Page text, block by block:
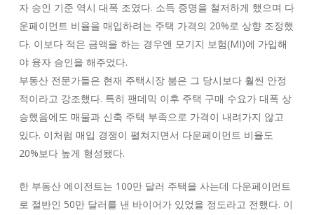
자 승인 기준 역시 대폭 조였다. 소득 증명을 철저하게 했으며 다
운페이먼트 비율을 매입하려는 주택 가격의 20%로 상향 조정했
다. 이보다 적은 금액을 하는 경우엔 모기지 보험(MI)에 가입해
야 융자 승인을 해주었다.
부동산 전문가들은 현재 주택시장 붐은 그 당시보다 훨씬 안정
적이라고 강조했다. 특히 팬데믹 이후 주택 구매 수요가 대폭 상
승했음에도 매물과 신축 주택 부족으로 가격이 내려가지 않고
있다. 이처럼 매입 경쟁이 펼쳐지면서 다운페이먼트 비율도
20%보다 높게 형성됐다.
한 부동산 에이전트는 100만 달러 주택을 사는데 다운페이먼트
로 절반인 50만 달러를 낸 바이어가 있었을 정도라고 전했다. 이